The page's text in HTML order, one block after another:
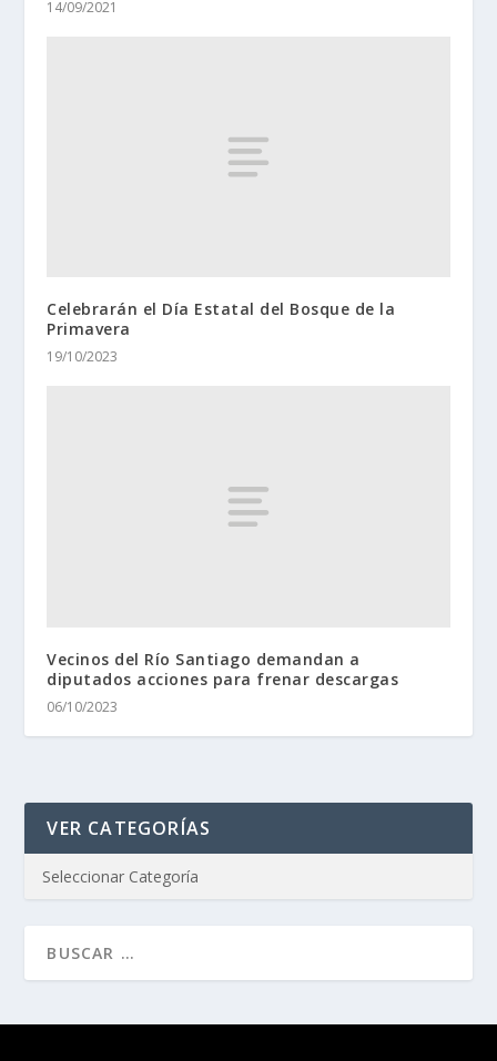
14/09/2021
Celebrarán el Día Estatal del Bosque de la
Primavera
19/10/2023
Vecinos del Río Santiago demandan a
diputados acciones para frenar descargas
06/10/2023
VER CATEGORÍAS